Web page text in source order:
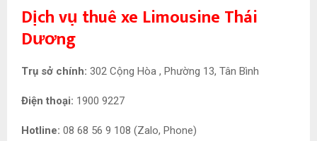
Dịch vụ thuê xe Limousine Thái
Dương
Trụ sở chính: 302 Cộng Hòa , Phường 13, Tân Bình
Điện thoại: 1900 9227
Hotline: 08 68 56 9 108 (Zalo, Phone)